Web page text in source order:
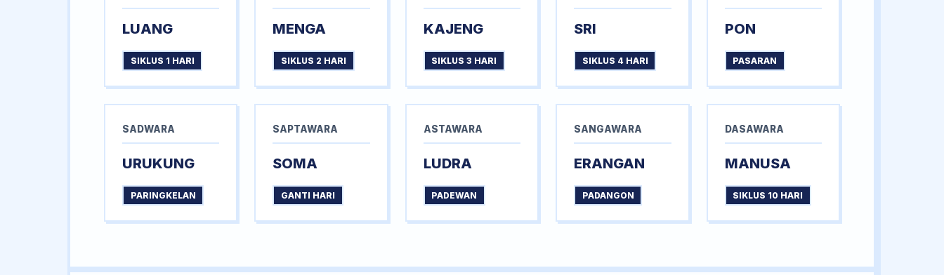
LUANG
SIKLUS 1 HARI
MENGA
SIKLUS 2 HARI
KAJENG
SIKLUS 3 HARI
SRI
SIKLUS 4 HARI
PON
PASARAN
SADWARA
URUKUNG
PARINGKELAN
SAPTAWARA
SOMA
GANTI HARI
ASTAWARA
LUDRA
PADEWAN
SANGAWARA
ERANGAN
PADANGON
DASAWARA
MANUSA
SIKLUS 10 HARI